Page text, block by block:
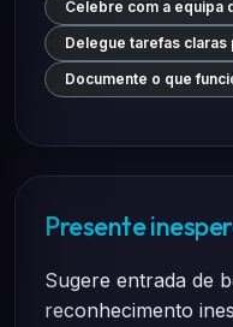
Celebre com a equipa
Delegue tarefas
Documente o que
Presente
Sugere entrada de
reconhecimento